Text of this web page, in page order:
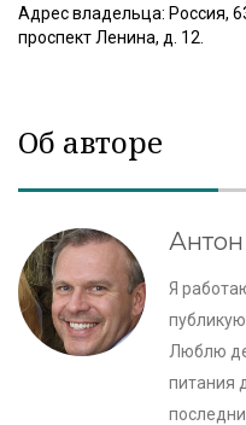
Адрес владельца: Россия,
проспект Ленина, д. 12.
Об авторе
Я
Люблю
питания